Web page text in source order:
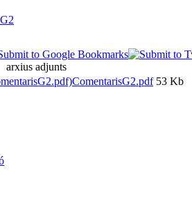
arxius adjunts
ComentarisG2.pdf 53 Kb